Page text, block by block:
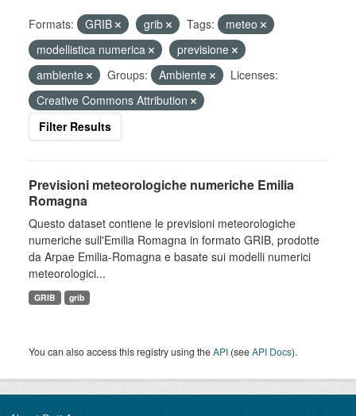
Formats: GRIB grib Tags:
meteo
modellistica numerica
previsione
ambiente
Groups: Ambiente
Licenses:
Creative Commons Attribution
Filter Results
Previsioni meteorologiche numeriche Emilia
Romagna
Questo dataset contiene le previsioni meteorologiche
numeriche sull'Emilia Romagna in formato GRIB, prodotte
da Arpae Emilia-Romagna e basate sui modelli numerici
meteorologici...
GRIB grib
You can also access this registry using theAPI (seeAPI Docs).